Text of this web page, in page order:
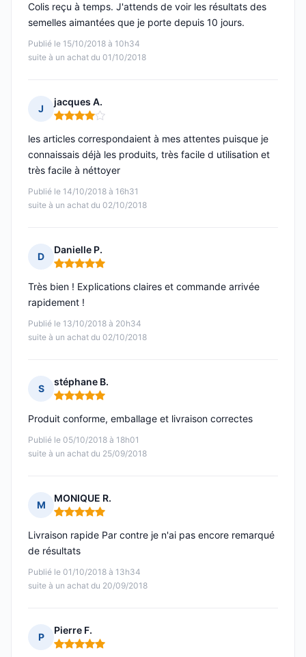
Publié le 15/10/2018 à 10h34
suite à un achat du 01/10/2018
Colis reçu à temps. J'attends de voir les résultats des
semelles aimantées que je porte depuis 10 jours.
J
jacques A.
Note : 4 sur 5
Publié le 14/10/2018 à 16h31
suite à un achat du 02/10/2018
les articles correspondaient à mes attentes puisque je
connaissais déjà les produits, très facile d utilisation et
très facile à néttoyer
D
Danielle P.
Note : 5 sur 5
Publié le 13/10/2018 à 20h34
suite à un achat du 02/10/2018
Très bien ! Explications claires et commande arrivée
rapidement !
S
stéphane B.
Note : 5 sur 5
Publié le 05/10/2018 à 18h01
suite à un achat du 25/09/2018
Produit conforme, emballage et livraison correctes
M
MONIQUE R.
Note : 5 sur 5
Publié le 01/10/2018 à 13h34
suite à un achat du 20/09/2018
Livraison rapide Par contre je n'ai pas encore remarqué
de résultats
P
Pierre F.
Note : 5 sur 5